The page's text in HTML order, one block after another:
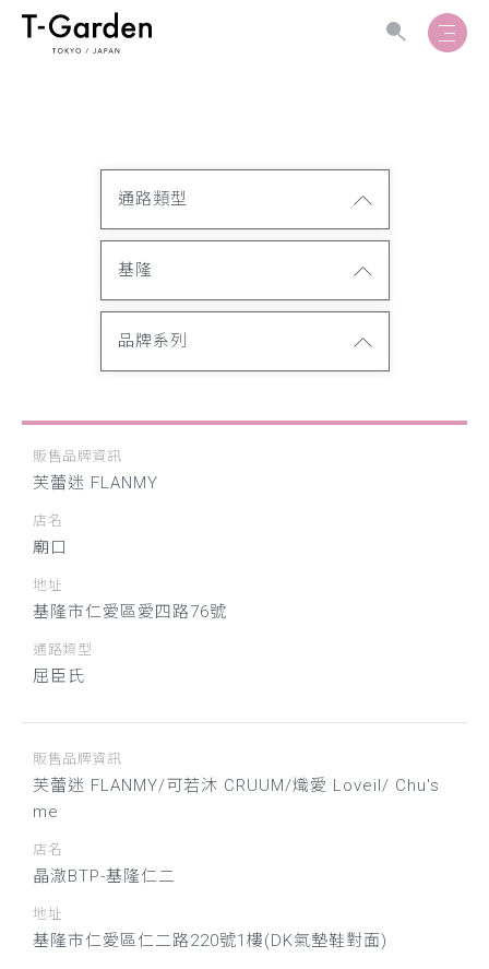
通路類型
基隆
品牌系列
販售品牌資訊
芙蕾迷 FLANMY
店名
廟口
地址
基隆市仁愛區愛四路76號
通路類型
屈臣氏
販售品牌資訊
芙蕾迷 FLANMY/可若沐 CRUUM/熾愛 Loveil/ Chu's
me
店名
晶澈BTP-基隆仁二
地址
基隆市仁愛區仁二路220號1樓(DK氣墊鞋對面)